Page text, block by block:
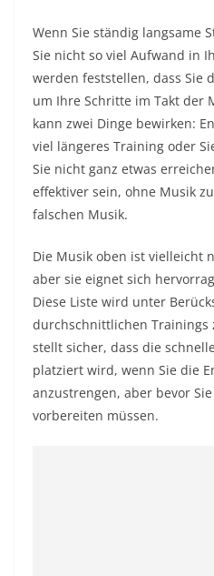
Wenn Sie ständig langsame
Sie nicht so viel Aufwand in
werden feststellen, dass Sie
um Ihre Schritte im Takt der
kann zwei Dinge bewirken:
viel längeres Training oder
Sie nicht ganz etwas
effektiver sein, ohne Musik
falschen Musik.
Die Musik oben ist vielleicht
aber sie eignet sich
Diese Liste wird unter
durchschnittlichen Trainings
stellt sicher, dass die
platziert wird, wenn Sie die
anzustrengen, aber bevor
vorbereiten müssen.